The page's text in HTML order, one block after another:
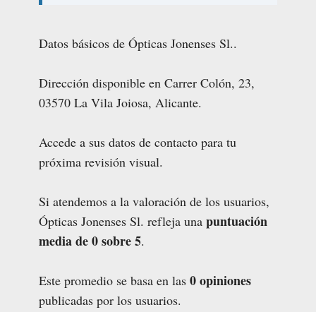
Datos básicos de Ópticas Jonenses Sl..
Dirección disponible en Carrer Colón, 23,
03570 La Vila Joiosa, Alicante.
Accede a sus datos de contacto para tu
próxima revisión visual.
Si atendemos a la valoración de los usuarios,
Ópticas Jonenses Sl. refleja una puntuación
media de 0 sobre 5.
Este promedio se basa en las 0 opiniones
publicadas por los usuarios.